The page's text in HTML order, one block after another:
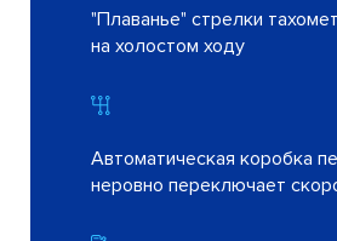
"Плаванье" стрелки
на холостом ходу
Автоматическая коробка
неровно переключает